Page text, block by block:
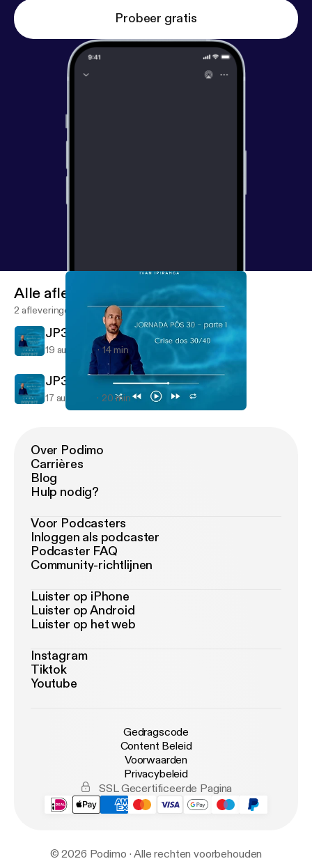
Probeer gratis
Alle afleveringen
2 afleveringen
JP30 Live 1 Parte 2
19 aug 2021 14 min
JP30 Live 1 Parte 1
17 aug 2021 20 min
Over Podimo
Carrières
Blog
Hulp nodig?
Voor Podcasters
Inloggen als podcaster
Podcaster FAQ
Community-richtlijnen
Luister op iPhone
Luister op Android
Luister op het web
Instagram
Tiktok
Youtube
Gedragscode
Content Beleid
Voorwaarden
Privacybeleid
SSL Gecertificeerde Pagina
© 2026 Podimo · Alle rechten voorbehouden